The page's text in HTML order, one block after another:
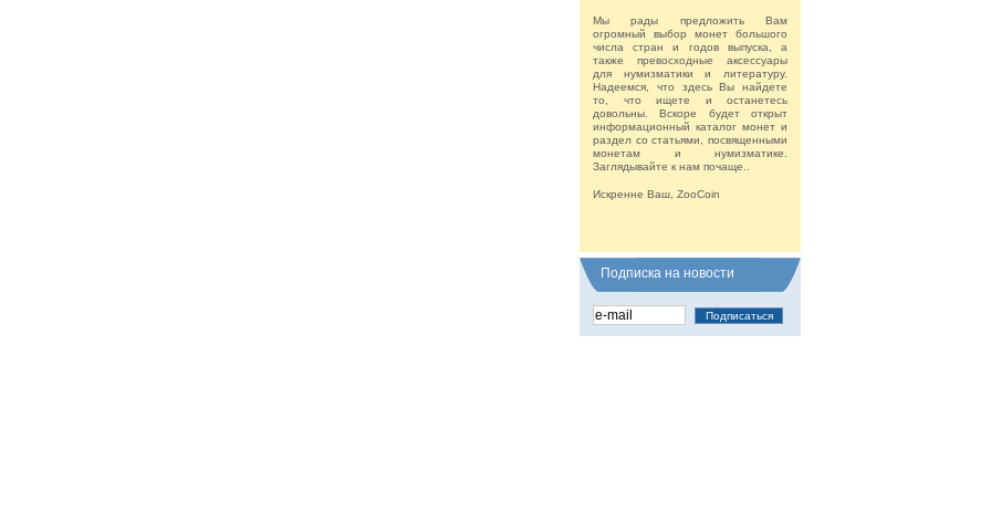
Мы рады предложить Вам
огромный выбор монет большого
числа стран и годов выпуска, а
также превосходные аксессуары
для нумизматики и литературу.
Надеемся, что здесь Вы найдете
то, что ищете и останетесь
довольны. Вскоре будет открыт
информационный каталог монет и
раздел со статьями, посвященными
монетам и нумизматике.
Заглядывайте к нам почаще..
Искренне Ваш, ZooCoin
Подписка на новости